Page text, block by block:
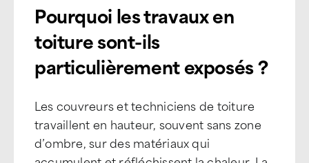
Pourquoi les travaux en
toiture sont-ils
particulièrement exposés ?
Les couvreurs et techniciens de toiture
travaillent en hauteur, souvent sans zone
d’ombre, sur des matériaux qui